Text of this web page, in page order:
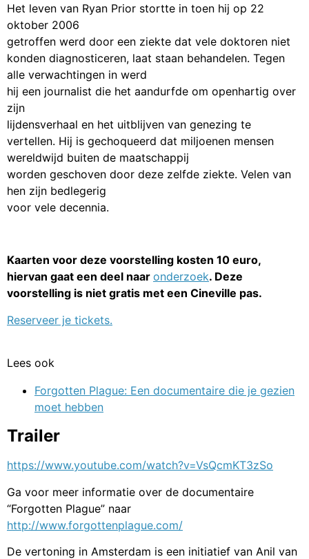
Het leven van Ryan Prior stortte in toen hij op 22
oktober 2006
getroffen werd door een ziekte dat vele doktoren niet
konden diagnosticeren, laat staan behandelen. Tegen
alle verwachtingen in werd
hij een journalist die het aandurfde om openhartig over
zijn
lijdensverhaal en het uitblijven van genezing te
vertellen. Hij is gechoqueerd dat miljoenen mensen
wereldwijd buiten de maatschappij
worden geschoven door deze zelfde ziekte. Velen van
hen zijn bedlegerig
voor vele decennia.
Kaarten voor deze voorstelling kosten 10 euro,
hiervan gaat een deel naar onderzoek. Deze
voorstelling is niet gratis met een Cineville pas.
Reserveer je tickets.
Lees ook
Forgotten Plague: Een documentaire die je gezien
moet hebben
Trailer
https://www.youtube.com/watch?v=VsQcmKT3zSo
Ga voor meer informatie over de documentaire
“Forgotten Plague” naar
http://www.forgottenplague.com/
De vertoning in Amsterdam is een initiatief van Anil van